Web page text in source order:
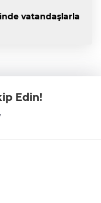
vatandaşlarla
Edin!